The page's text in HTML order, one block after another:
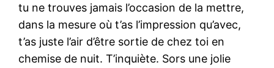
tu ne trouves jamais l’occasion de la mettre,
dans la mesure où t’as l’impression qu’avec,
t’as juste l’air d’être sortie de chez toi en
chemise de nuit. T’inquiète. Sors une jolie